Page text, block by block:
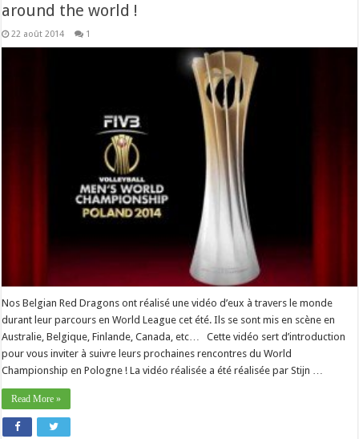
around the world !
22 août 2014 1
Nos Belgian Red Dragons ont réalisé une vidéo d’eux à travers le monde
durant leur parcours en World League cet été. Ils se sont mis en scène en
Australie, Belgique, Finlande, Canada, etc… Cette vidéo sert d’introduction
pour vous inviter à suivre leurs prochaines rencontres du World
Championship en Pologne ! La vidéo réalisée a été réalisée par Stijn …
Read More »